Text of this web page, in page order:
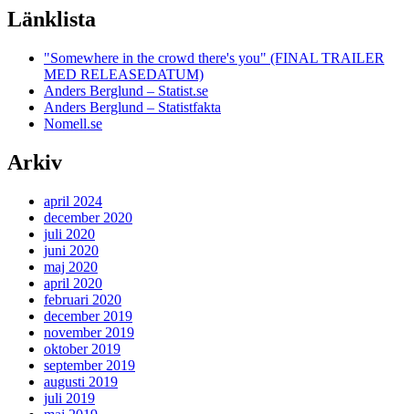
Länklista
"Somewhere in the crowd there's you" (FINAL TRAILER
MED RELEASEDATUM)
Anders Berglund – Statist.se
Anders Berglund – Statistfakta
Nomell.se
Arkiv
april 2024
december 2020
juli 2020
juni 2020
maj 2020
april 2020
februari 2020
december 2019
november 2019
oktober 2019
september 2019
augusti 2019
juli 2019